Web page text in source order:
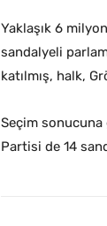
Yaklaşık 6
sandalyeli
katılmış, halk,
Seçim sonucuna
Partisi de 14